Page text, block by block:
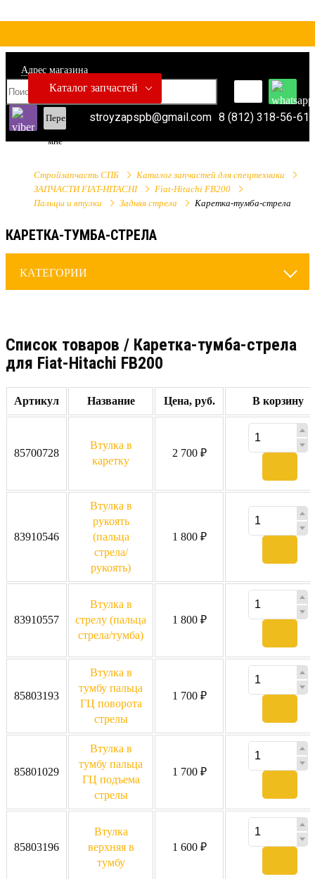
Адрес магазина
Перезвонить
мне
8 (812) 318-56-61
stroyzapspb@gmail.com
Каталог запчастей
Стройзапчасть СПБ
Каталог запчастей для спецтехники
ЗАПЧАСТИ FIAT-HITACHI
Fiat-Hitachi FB200
Пальцы и втулки
Задняя стрела Каретка-тумба-стрела
КАРЕТКА-ТУМБА-СТРЕЛА
КАТЕГОРИИ
Cписок товаров / Каретка-тумба-стрела
для Fiat-Hitachi FB200
Артикул Название Цена, руб. В корзину
85700728
Втулка в
каретку
2 700 ₽
83910546
Втулка в
рукоять
(пальца
стрела/
рукоять)
1 800 ₽
83910557
Втулка в
стрелу (пальца
стрела/тумба)
1 800 ₽
85803193
Втулка в
тумбу пальца
ГЦ поворота
стрелы
1 700 ₽
85801029
Втулка в
тумбу пальца
ГЦ подъема
стрелы
1 700 ₽
85803196
Втулка
верхняя в
тумбу
1 600 ₽